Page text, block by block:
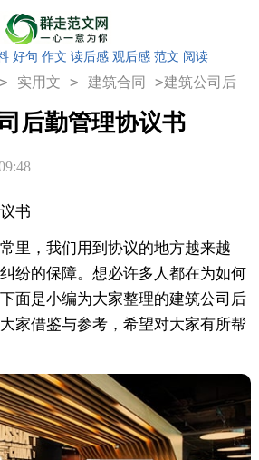
好句 作文 读后感 观后感 范文 阅读
> 实用文 > 建筑合同 >建筑公司后
后勤管理协议书
书
，我们用到协议的地方越来越
纷的保障。想必许多人都在为如何
面是小编为大家整理的建筑公司后
家借鉴与参考，希望对大家有所帮